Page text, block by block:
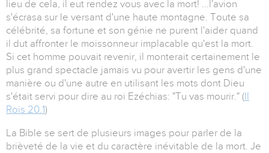
lieu de cela, il eut rendez vous avec la mort! ...l'avion
s'écrasa sur le versant d'une haute montagne. Toute sa
célébrité, sa fortune et son génie ne purent l'aider quand
il dut affronter le moissonneur implacable qu'est la mort.
Si cet homme pouvait revenir, il monterait certainement le
plus grand spectacle jamais vu pour avertir les gens d'une
manière ou d'une autre en utilisant les mots dont Dieu
s'était servi pour dire au roi Ezéchias: "Tu vas mourir." (
Rois 20.1)
La Bible se sert de plusieurs images pour parler de la
brièveté de la vie et du caractère inévitable de la mort. Je